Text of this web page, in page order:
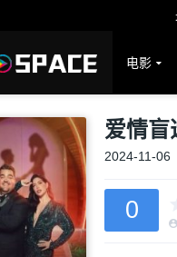
电影
爱情盲
2024-11-06
0